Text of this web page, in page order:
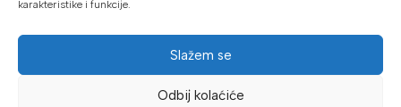
karakteristike i funkcije.
Slažem se
Odbij kolaćiće
Općom uplatnicom, virmanom, internet bankarstvom
Gotovinom prilikom preuzimanja
Mikrofin do 18 rata
Copyright © 2026 Proalat.ba